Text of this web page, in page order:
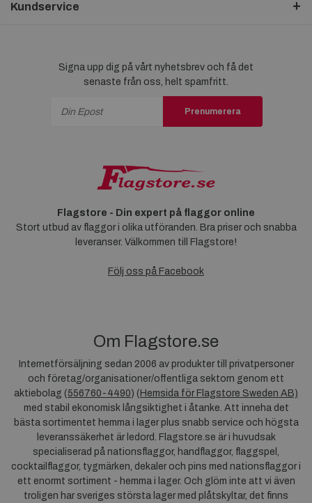
Kundservice
Signa upp dig på vårt nyhetsbrev och få det
senaste från oss, helt spamfritt.
Prenumerera
Flagstore - Din expert på flaggor online
Stort utbud av flaggor i olika utföranden. Bra priser och snabba
leveranser. Välkommen till Flagstore!
Följ oss på Facebook
Om Flagstore.se
Internetförsäljning sedan 2006 av produkter till privatpersoner
och företag/organisationer/offentliga sektorn genom ett
aktiebolag (556760-4490) ( Hemsida för Flagstore Sweden AB)
med stabil ekonomisk långsiktighet i åtanke. Att inneha det
bästa sortimentet hemma i lager plus snabb service och högsta
leveranssäkerhet är ledord. Flagstore.se är i huvudsak
specialiserad på nationsflaggor, handflaggor, flaggspel,
cocktailflaggor, tygmärken, dekaler och pins med nationsflaggor i
ett enormt sortiment - hemma i lager. Och glöm inte att vi även
troligen har sveriges största lager med plåtskyltar, det finns